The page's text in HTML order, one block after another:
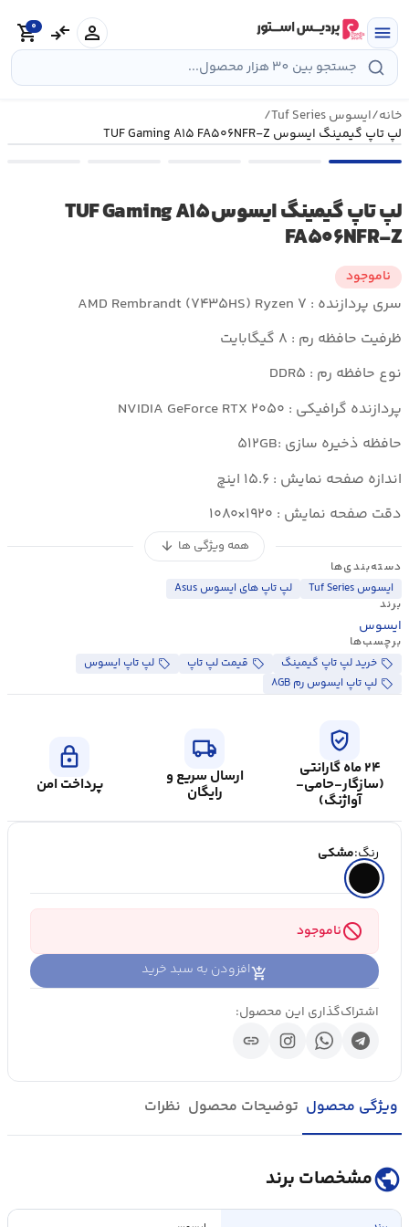
به
محتوا
menu
person
compare_arrows
shopping_cart
0
خانه/ایسوس Tuf Series
/
لپ تاپ گیمینگ ایسوس TUF Gaming A۱۵ FA۵۰۶NFR-Z
لپ تاپ گیمینگ ایسوس TUF Gaming A۱۵
FA۵۰۶NFR-Z
ناموجود
سری پردازنده : AMD Rembrandt (۷۴۳۵HS) Ryzen ۷
ظرفیت حافظه رم : ۸ گیگابایت
نوع حافظه رم : DDR۵
پردازنده گرافیکی : NVIDIA GeForce RTX ۲۰۵۰
حافظه ذخیره سازی :۵۱۲GB
اندازه صفحه نمایش : ۱۵.۶ اینچ
دقت صفحه نمایش : ۱۹۲۰×۱۰۸۰
همه ویژگی ها arrow_downward
دسته‌بندی‌ها
ایسوس Tuf Series
لپ تاپ های ایسوس Asus
برند
ایسوس
برچسب‌ها
خرید لپ تاپ گیمینگ
قیمت لپ تاپ
لپ تاپ ایسوس
لپ تاپ ایسوس رم ۸GB
verified_user
۲۴ ماه گارانتی
(سازگار-حامی-
آواژنگ)
local_shipping
ارسال سریع و
رایگان
lock
پرداخت امن
رنگ:مشکی
blockناموجود
افزودن به سبد خرید
اشتراک‌گذاری این محصول:
link
ویژگی محصول توضیحات محصول نظرات
publicمشخصات برند